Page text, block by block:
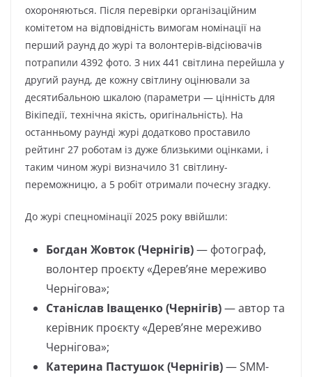
охороняються. Після перевірки організаційним
комітетом на відповідність вимогам номінації на
перший раунд до журі та волонтерів-відсіювачів
потрапили 4392 фото. З них 441 світлина перейшла у
другий раунд, де кожну світлину оцінювали за
десятибальною шкалою (параметри — цінність для
Вікіпедії, технічна якість, оригінальність). На
останньому раунді журі додатково проставило
рейтинг 27 роботам із дуже близькими оцінками, і
таким чином журі визначило 31 світлину-
переможницю, а 5 робіт отримали почесну згадку.
До журі спецномінації 2025 року ввійшли:
Богдан Жовток (Чернігів)— фотограф,
волонтер проєкту «Деревʼяне мереживо
Чернігова»;
Станіслав Іващенко (Чернігів)— автор та
керівник проєкту «Деревʼяне мереживо
Чернігова»;
Катерина Пастушок (Чернігів)— SMM-